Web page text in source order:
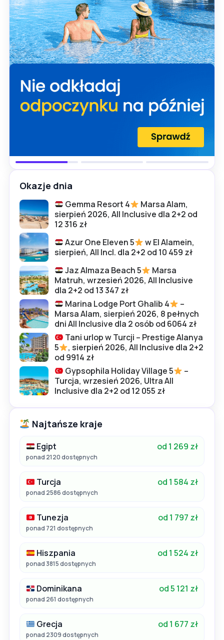
Okazje dnia
Gemma Resort 4
Marsa Alam,
sierpień 2026, All Inclusive dla 2+2 od
12 316 zł
Azur One Eleven 5
w El Alamein,
sierpień, All Incl. dla 2+2 od 10 459 zł
Jaz Almaza Beach 5
Marsa
Matruh, wrzesień 2026, All Inclusive
dla 2+2 od 13 347 zł
Marina Lodge Port Ghalib 4
–
Marsa Alam, sierpień 2026, 8 pełnych
dni All Inclusive dla 2 osób od 6064 zł
Tani urlop w Turcji – Prestige Alanya
5
, sierpień 2026, All Inclusive dla 2+2
od 9914 zł
Gypsophila Holiday Village 5
–
Turcja, wrzesień 2026, Ultra All
Inclusive dla 2+2 od 12 055 zł
Najtańsze kraje
Egipt od 1 269 zł
ponad 2120 dostępnych
Turcja od 1 584 zł
ponad 2586 dostępnych
Tunezja od 1 797 zł
ponad 721 dostępnych
Hiszpania od 1 524 zł
ponad 3815 dostępnych
Dominikana od 5 121 zł
ponad 261 dostępnych
Grecja od 1 677 zł
ponad 2309 dostępnych